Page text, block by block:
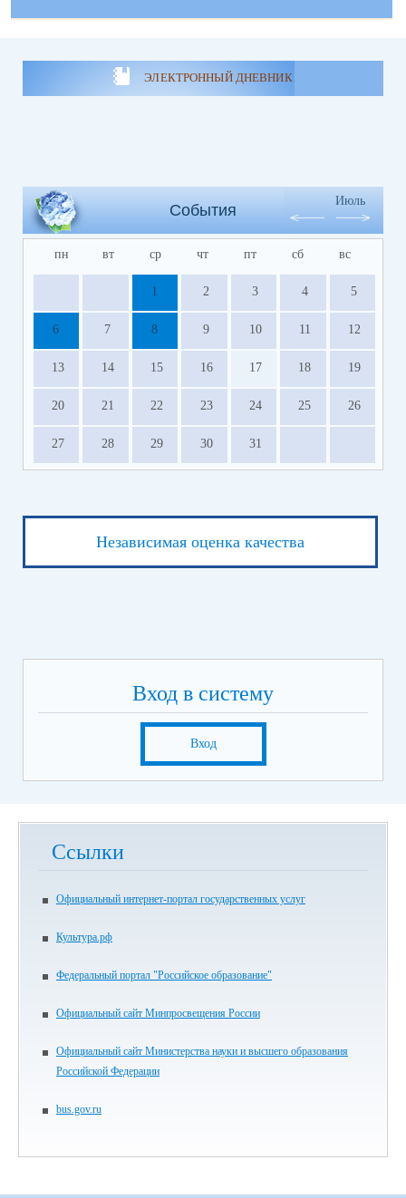
ЭЛЕКТРОННЫЙ ДНЕВНИК
События
Июль
пн вт ср чт пт сб вс
1 2 3 4 5
6 7 8 9 10 11 12
13 14 15 16 17 18 19
20 21 22 23 24 25 26
27 28 29 30 31
Независимая оценка качества
Вход в систему
Вход
Ссылки
Официальный интернет-портал государственных услуг
Культура.рф
Федеральный портал "Российское образование"
Официальный сайт Минпросвещения России
Официальный сайт Министерства науки и высшего образования
Российской Федерации
bus.gov.ru